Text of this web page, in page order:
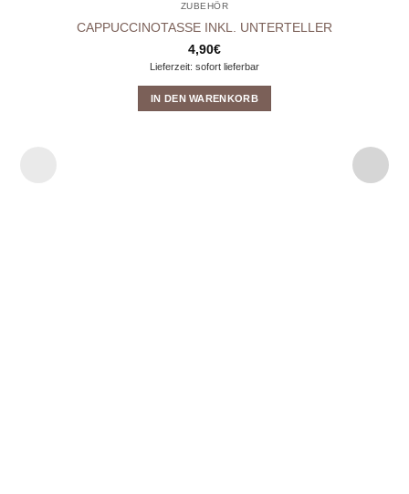
ZUBEHÖR
CAPPUCCINOTASSE INKL. UNTERTELLER
4,90€
Lieferzeit: sofort lieferbar
IN DEN WARENKORB